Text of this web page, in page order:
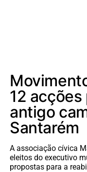
12
antigo
Santarém
A associação cívica
eleitos do executivo
propostas para a